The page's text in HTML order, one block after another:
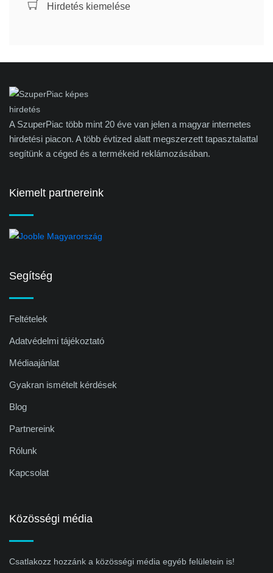
Hirdetés kiemelése
A SzuperPiac több mint 20 éve van jelen a magyar internetes
hirdetési piacon. A több évtized alatt megszerzett tapasztalattal
segítünk a céged és a termékeid reklámozásában.
Kiemelt partnereink
Segítség
Feltételek
Adatvédelmi tájékoztató
Médiaajánlat
Gyakran ismételt kérdések
Blog
Partnereink
Rólunk
Kapcsolat
Közösségi média
Csatlakozz hozzánk a közösségi média egyéb felületein is!